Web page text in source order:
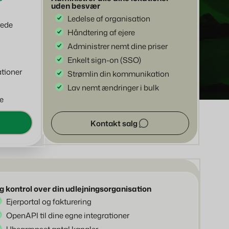
og performance marketing
uden besvær
Ledelse af organisation
Håndtering af ejere
Administrer nemt dine priser
Enkelt sign-on (SSO)
Strømlin din kommunikation
Lav nemt ændringer i bulk
Kontakt salg
kontrol over din udlejningsorganisation
Ejerportal og fakturering
OpenAPI til dine egne integrationer